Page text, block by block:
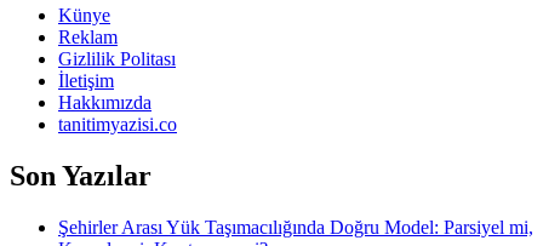
Künye
Reklam
Gizlilik Politası
İletişim
Hakkımızda
tanitimyazisi.co
Son Yazılar
Şehirler Arası Yük Taşımacılığında Doğru Model: Parsiyel mi,